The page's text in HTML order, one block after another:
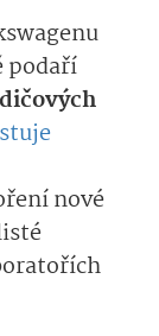
podaří
nové